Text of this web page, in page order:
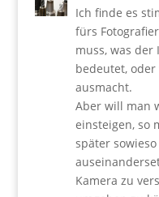
Ich finde es
fürs
muss, was der
bedeutet, oder
ausmacht.
Aber will man
einsteigen, so
später
Kamera zu